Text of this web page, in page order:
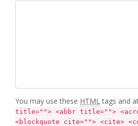
You may use these HTML tags and
title=""> <abbr title="">
<blockquote cite=""> <cite>